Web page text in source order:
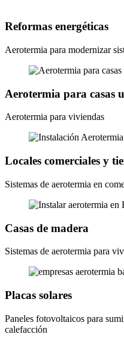
Reformas energéticas
Aerotermia para modernizar
Aerotermia para casas
Aerotermia para viviendas
Locales comerciales y
Sistemas de aerotermia en
Casas de madera
Sistemas de aerotermia para
Placas solares
Paneles fotovoltaicos para
calefacción